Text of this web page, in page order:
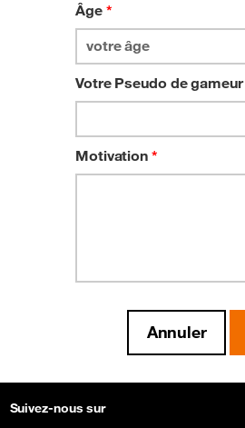
Âge *
Votre Pseudo de gameur
Motivation *
Suivez-nous sur